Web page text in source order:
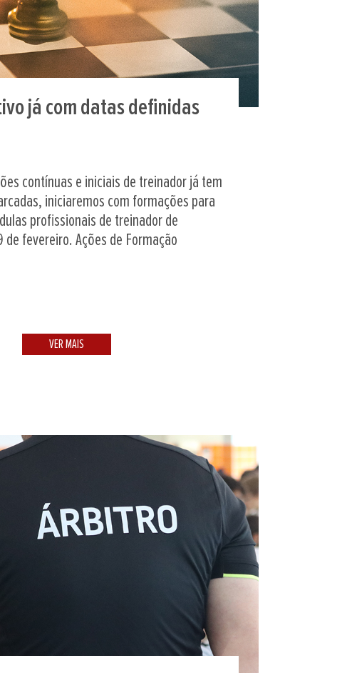
já com datas definidas
contínuas e iniciais de treinador já tem
iniciaremos com formações para
profissionais de treinador de
de fevereiro. Ações de Formação
VER MAIS